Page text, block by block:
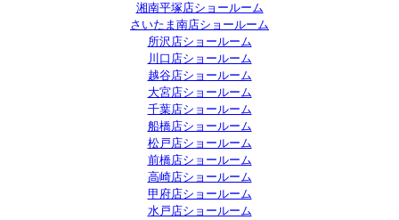
湘南平塚店ショールーム
さいたま南店ショールーム
所沢店ショールーム
川口店ショールーム
越谷店ショールーム
大宮店ショールーム
千葉店ショールーム
船橋店ショールーム
松戸店ショールーム
前橋店ショールーム
高崎店ショールーム
甲府店ショールーム
水戸店ショールーム